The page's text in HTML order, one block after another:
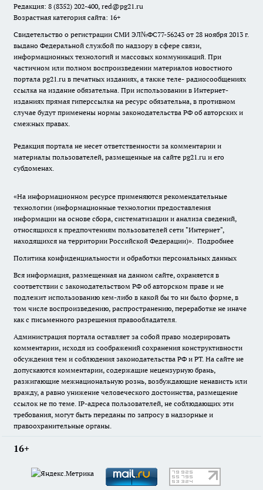
Редакция: 8 (8352) 202-400, red@pg21.ru
Возрастная категория сайта: 16+
Свидетельство о регистрации СМИ ЭЛ№ФС77-56243 от 28 ноября 2013 г.
выдано Федеральной службой по надзору в сфере связи,
информационных технологий и массовых коммуникаций. При
частичном или полном воспроизведении материалов новостного
портала pg21.ru в печатных изданиях, а также теле- радиосообщениях
ссылка на издание обязательна. При использовании в Интернет-
изданиях прямая гиперссылка на ресурс обязательна, в противном
случае будут применены нормы законодательства РФ об авторских и
смежных правах.
Редакция портала не несет ответственности за комментарии и
материалы пользователей, размещенные на сайте pg21.ru и его
субдоменах.
«На информационном ресурсе применяются рекомендательные
технологии (информационные технологии предоставления
информации на основе сбора, систематизации и анализа сведений,
относящихся к предпочтениям пользователей сети "Интернет",
находящихся на территории Российской Федерации)». Подробнее
Политика конфиденциальности и обработки персональных данных
Вся информация, размещенная на данном сайте, охраняется в
соответствии с законодательством РФ об авторском праве и не
подлежит использованию кем-либо в какой бы то ни было форме, в
том числе воспроизведению, распространению, переработке не иначе
как с письменного разрешения правообладателя.
Администрация портала оставляет за собой право модерировать
комментарии, исходя из соображений сохранения конструктивности
обсуждения тем и соблюдения законодательства РФ и РТ. На сайте не
допускаются комментарии, содержащие нецензурную брань,
разжигающие межнациональную рознь, возбуждающие ненависть или
вражду, а равно унижение человеческого достоинства, размещение
ссылок не по теме. IP-адреса пользователей, не соблюдающих эти
требования, могут быть переданы по запросу в надзорные и
правоохранительные органы.
16+